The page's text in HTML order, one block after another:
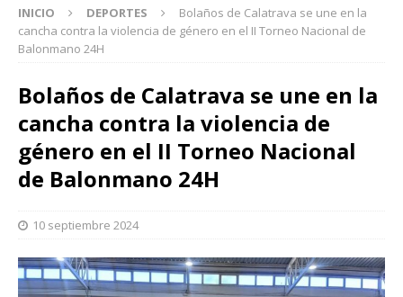
INICIO DEPORTES
Bolaños de Calatrava se une en la
cancha contra la violencia de género en el II Torneo Nacional de
Balonmano 24H
Bolaños de Calatrava se une en la
cancha contra la violencia de
género en el II Torneo Nacional
de Balonmano 24H
10 septiembre 2024